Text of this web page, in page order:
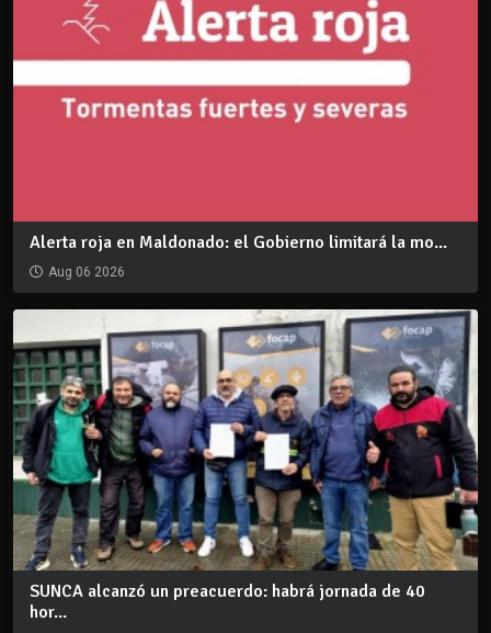
Alerta roja en Maldonado: el Gobierno limitará la mo...
Aug 06 2026
SUNCA alcanzó un preacuerdo: habrá jornada de 40
hor...